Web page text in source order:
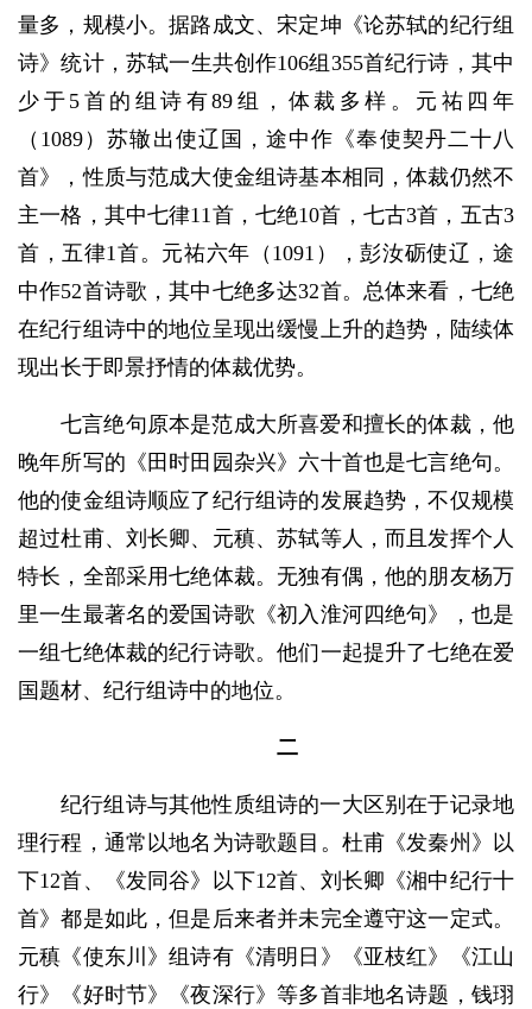
量多，规模小。据路成文、宋定坤《论苏轼的纪行组
诗》统计，苏轼一生共创作106组355首纪行诗，其中
少于5首的组诗有89组，体裁多样。元祐四年
（1089）苏辙出使辽国，途中作《奉使契丹二十八
首》，性质与范成大使金组诗基本相同，体裁仍然不
主一格，其中七律11首，七绝10首，七古3首，五古3
首，五律1首。元祐六年（1091），彭汝砺使辽，途
中作52首诗歌，其中七绝多达32首。总体来看，七绝
在纪行组诗中的地位呈现出缓慢上升的趋势，陆续体
现出长于即景抒情的体裁优势。
七言绝句原本是范成大所喜爱和擅长的体裁，他
晚年所写的《田时田园杂兴》六十首也是七言绝句。
他的使金组诗顺应了纪行组诗的发展趋势，不仅规模
超过杜甫、刘长卿、元稹、苏轼等人，而且发挥个人
特长，全部采用七绝体裁。无独有偶，他的朋友杨万
里一生最著名的爱国诗歌《初入淮河四绝句》，也是
一组七绝体裁的纪行诗歌。他们一起提升了七绝在爱
国题材、纪行组诗中的地位。
二
纪行组诗与其他性质组诗的一大区别在于记录地
理行程，通常以地名为诗歌题目。杜甫《发秦州》以
下12首、《发同谷》以下12首、刘长卿《湘中纪行十
首》都是如此，但是后来者并未完全遵守这一定式。
元稹《使东川》组诗有《清明日》《亚枝红》《江山
行》《好时节》《夜深行》等多首非地名诗题，钱珝